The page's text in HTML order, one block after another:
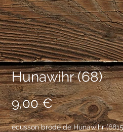
Hunawihr (68)
9,00 €Prix
écusson brodé de Hunawihr